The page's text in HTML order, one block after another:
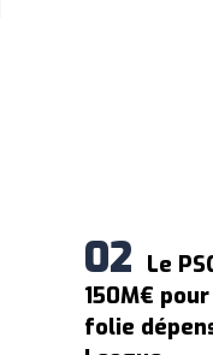
Le
150M€
folie